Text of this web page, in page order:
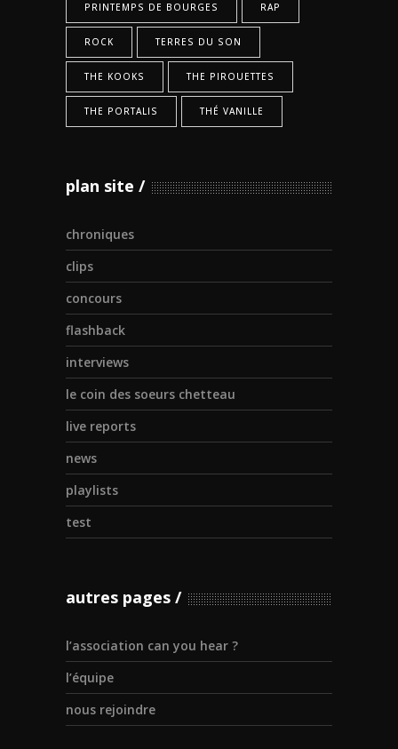
PRINTEMPS DE BOURGES RAP
ROCK TERRES DU SON
THE KOOKS THE PIROUETTES
THE PORTALIS THÉ VANILLE
plan site
chroniques
clips
concours
flashback
interviews
le coin des soeurs chetteau
live reports
news
playlists
test
autres pages
l’association can you hear ?
l’équipe
nous rejoindre